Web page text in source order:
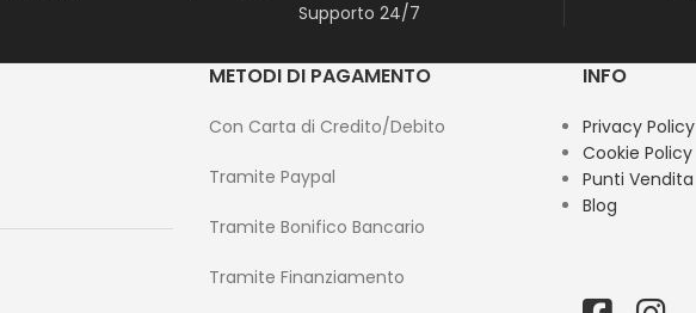
Supporto 24/7
METODI DI PAGAMENTO
Con Carta di Credito/Debito
Tramite Paypal
Tramite Bonifico Bancario
Tramite Finanziamento
INFO
Privacy Policy
Cookie Policy
Punti Vendita
Blog